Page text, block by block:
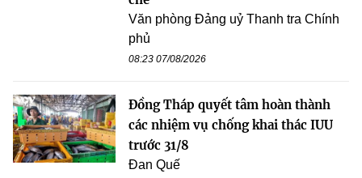
Văn phòng Đảng uỷ Thanh tra Chính
phủ
08:23 07/08/2026
Đồng Tháp quyết tâm hoàn thành
các nhiệm vụ chống khai thác IUU
trước 31/8
Đan Quế